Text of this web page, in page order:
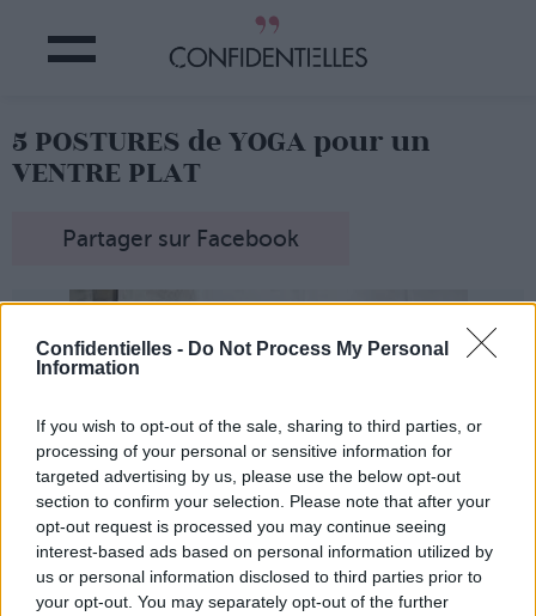
Confidentielles - Do Not Process My Personal
Information
If you wish to opt-out of the sale, sharing to third parties, or
processing of your personal or sensitive information for
targeted advertising by us, please use the below opt-out
section to confirm your selection. Please note that after your
opt-out request is processed you may continue seeing
interest-based ads based on personal information utilized by
us or personal information disclosed to third parties prior to
your opt-out. You may separately opt-out of the further
5 POSTURES de YOGA pour un
VENTRE PLAT
Partager sur Facebook